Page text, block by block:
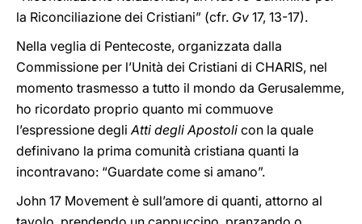
la Riconciliazione dei Cristiani” (cfr. Gv 17, 13-17).
Nella veglia di Pentecoste, organizzata dalla
Commissione per l’Unità dei Cristiani di CHARIS, nel
momento trasmesso a tutto il mondo da Gerusalemme,
ho ricordato proprio quanto mi commuove
l’espressione degliAtti degli Apostoli con la quale
definivano la prima comunità cristiana quanti la
incontravano: “Guardate come si amano”.
John 17 Movement è sull’amore di quanti, attorno al